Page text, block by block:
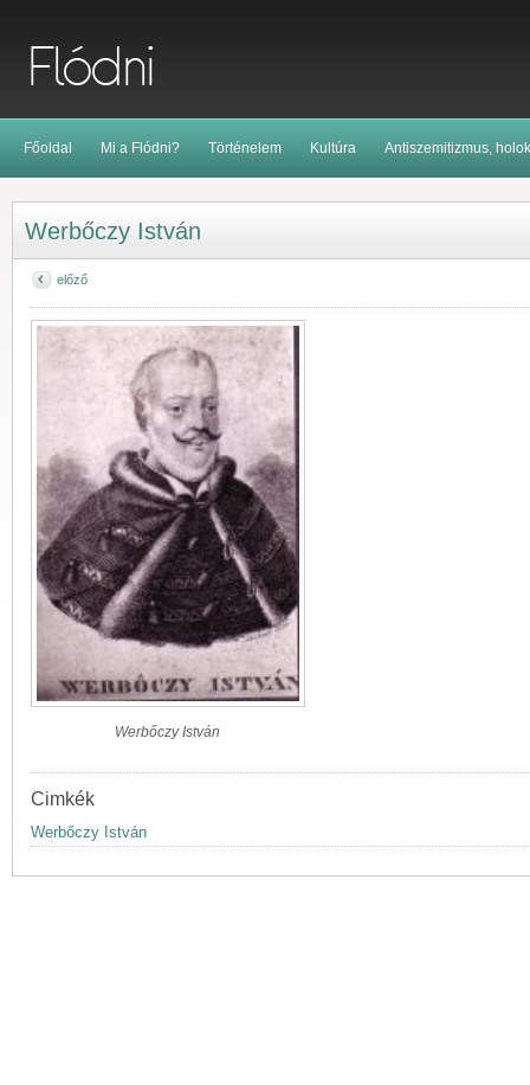
Főoldal Mi a Flódni? Történelem Kultúra Antiszemitizmus,
Werbőczy István
előző
Werbőczy István
Cimkék
Werbőczy István